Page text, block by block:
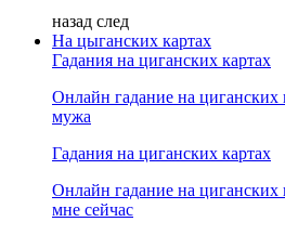
назад след
На цыганских картах
Гадания на циганских картах
Онлайн гадание на циганских
мужа
Гадания на циганских картах
Онлайн гадание на циганских
мне сейчас